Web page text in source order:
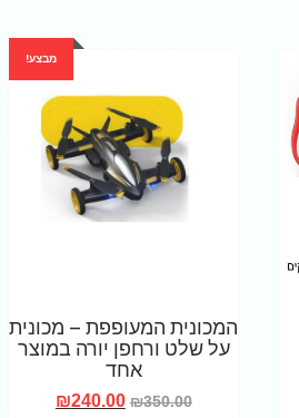
מבצע!
המכונית המעופפת – מכונית
על שלט ורחפן יורה במוצר
אחד
₪350.00
₪240.00